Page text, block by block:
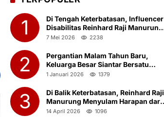
1
Di Tengah Keterbatasan, Influencer
Disabilitas Reinhard Raji Manurung
Rayakan Ulang Tahun ke-23
7 Mei 2026 2238
2
Pergantian Malam Tahun Baru,
Keluarga Besar Siantar Bersatu
(KBSB) Gelar Doa Bersama.
1 Januari 2026 1379
3
Di Balik Keterbatasan, Reinhard Raji
Manurung Menyulam Harapan dari
Ketulusan yang Nyaris Terlupakan
14 April 2026 1096